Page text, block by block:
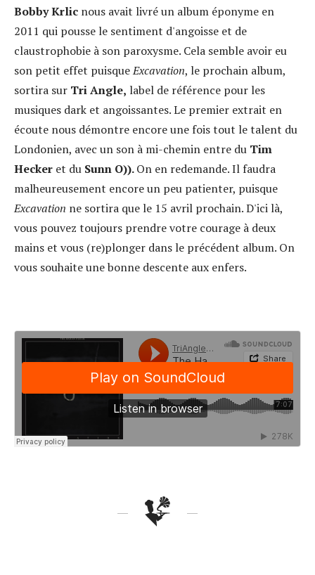
Bobby Krlic nous avait livré un album éponyme en
2011 qui pousse le sentiment d'angoisse et de
claustrophobie à son paroxysme. Cela semble avoir eu
son petit effet puisqueExcavation, le prochain album,
sortira sur Tri Angle, label de référence pour les
musiques dark et angoissantes. Le premier extrait en
écoute nous démontre encore une fois tout le talent du
Londonien, avec un son à mi-chemin entre du Tim
Hecker et du Sunn O)).On en redemande. Il faudra
malheureusement encore un peu patienter, puisque
Excavation ne sortira que le 15 avril prochain. D'ici là,
vous pouvez toujours prendre votre courage à deux
mains et vous (re)plonger dans le précédent album. On
vous souhaite une bonne descente aux enfers.